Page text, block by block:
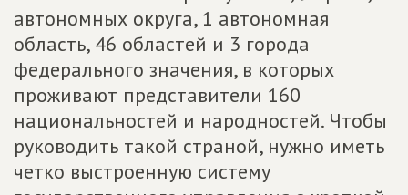
автономных округа, 1 автономная
область, 46 областей и 3 города
федерального значения, в которых
проживают представители 160
национальностей и народностей. Чтобы
руководить такой страной, нужно иметь
четко выстроенную систему